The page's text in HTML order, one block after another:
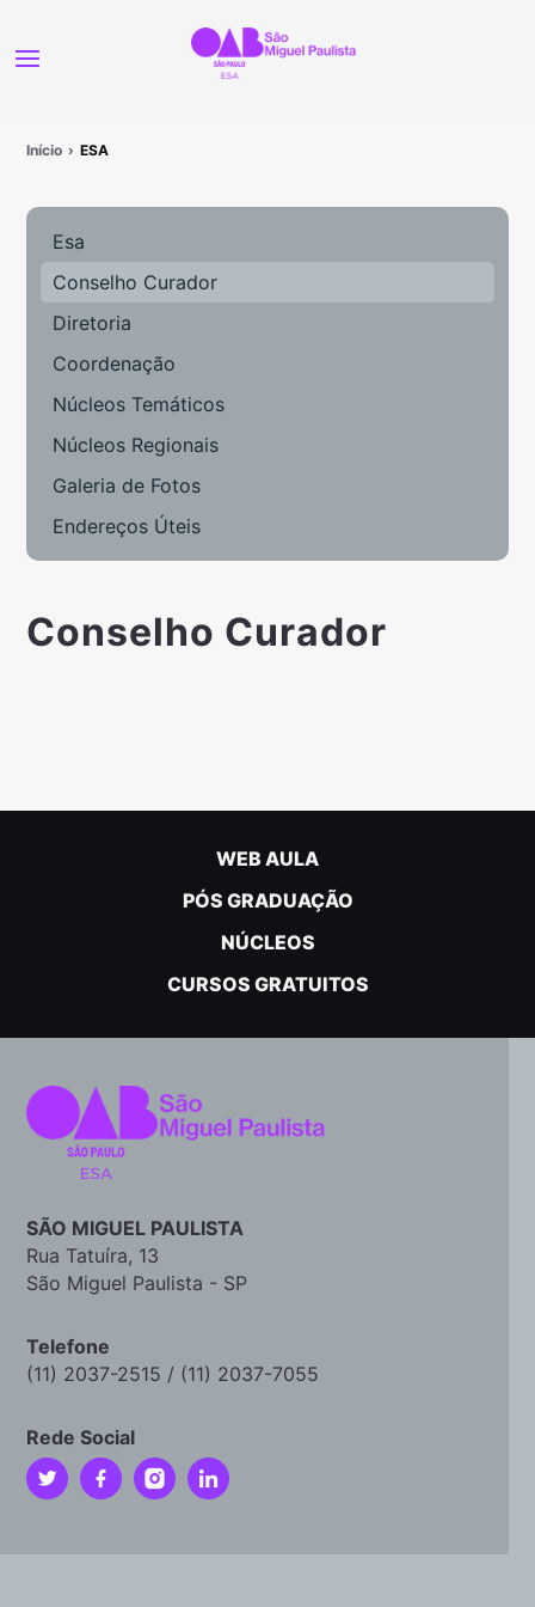
Início ESA
Esa
Conselho Curador
Diretoria
Coordenação
Núcleos Temáticos
Núcleos Regionais
Galeria de Fotos
Endereços Úteis
Conselho Curador
WEB AULA
PÓS GRADUAÇÃO
NÚCLEOS
CURSOS GRATUITOS
SÃO MIGUEL PAULISTA
Rua Tatuíra, 13
São Miguel Paulista - SP
Telefone
(11) 2037-2515 / (11) 2037-7055
Rede Social